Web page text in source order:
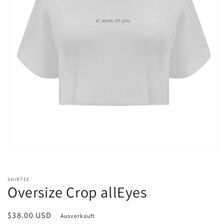
Modal
öffnen
SHIRTEE
Oversize Crop allEyes
Normaler
$38.00 USD Ausverkauft